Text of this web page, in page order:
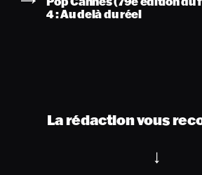
4 : Au delà du réel
La rédaction vous